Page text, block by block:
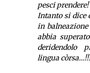
pesci prendere!
Intanto si dice
in balneazione
abbia
lingua còrsa…!!!